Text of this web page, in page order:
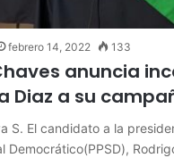
febrero 14, 2022 133
anuncia
Diaz a su
S. El candidato a la
Democrático(PPSD),